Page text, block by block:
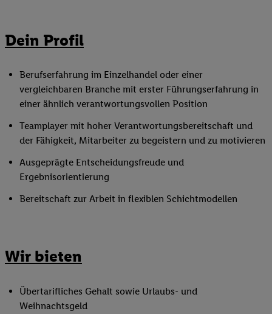
Dein Profil
Berufserfahrung im Einzelhandel oder einer
vergleichbaren Branche mit erster Führungserfahrung in
einer ähnlich verantwortungsvollen Position
Teamplayer mit hoher Verantwortungsbereitschaft und
der Fähigkeit, Mitarbeiter zu begeistern und zu motivieren
Ausgeprägte Entscheidungsfreude und
Ergebnisorientierung
Bereitschaft zur Arbeit in flexiblen Schichtmodellen
Wir bieten
Übertarifliches Gehalt sowie Urlaubs- und
Weihnachtsgeld